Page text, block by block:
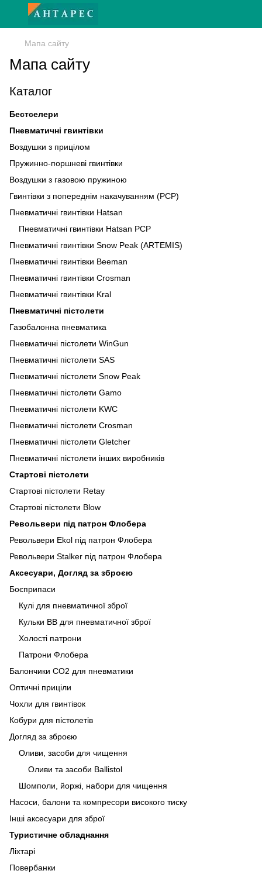
Мапа сайту
Мапа сайту
Каталог
Бестселери
Пневматичні гвинтівки
Воздушки з прицілом
Пружинно-поршневі гвинтівки
Воздушки з газовою пружиною
Гвинтівки з попереднім накачуванням (PCP)
Пневматичні гвинтівки Hatsan
Пневматичні гвинтівки Hatsan PCP
Пневматичні гвинтівки Snow Peak (ARTEMIS)
Пневматичні гвинтівки Beeman
Пневматичні гвинтівки Crosman
Пневматичні гвинтівки Kral
Пневматичні пістолети
Газобалонна пневматика
Пневматичні пістолети WinGun
Пневматичні пістолети SAS
Пневматичні пістолети Snow Peak
Пневматичні пістолети Gamo
Пневматичні пістолети KWC
Пневматичні пістолети Crosman
Пневматичні пістолети Gletcher
Пневматичні пістолети інших виробників
Стартові пістолети
Стартові пістолети Retay
Стартові пістолети Blow
Револьвери під патрон Флобера
Револьвери Ekol під патрон Флобера
Револьвери Stalker під патрон Флобера
Аксесуари, Догляд за зброєю
Боєприпаси
Кулі для пневматичної зброї
Кульки BB для пневматичної зброї
Холості патрони
Патрони Флобера
Балончики CO2 для пневматики
Оптичні приціли
Чохли для гвинтівок
Кобури для пістолетів
Догляд за зброєю
Оливи, засоби для чищення
Оливи та засоби Ballistol
Шомполи, йоржі, набори для чищення
Насоси, балони та компресори високого тиску
Інші аксесуари для зброї
Туристичне обладнання
Ліхтарі
Повербанки